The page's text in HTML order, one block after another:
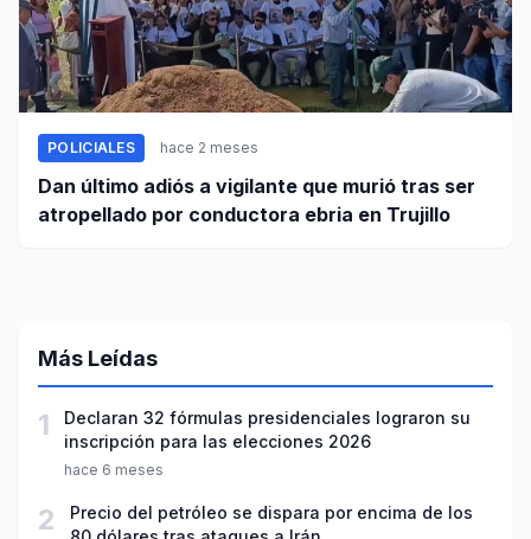
POLICIALES hace 2 meses
Dan último adiós a vigilante que murió tras ser
atropellado por conductora ebria en Trujillo
Más Leídas
1
Declaran 32 fórmulas presidenciales lograron su
inscripción para las elecciones 2026
hace 6 meses
2
Precio del petróleo se dispara por encima de los